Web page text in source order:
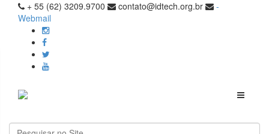
+ 55 (62) 3209.9700 contato@idtech.org.br
-
Webmail
Toggle